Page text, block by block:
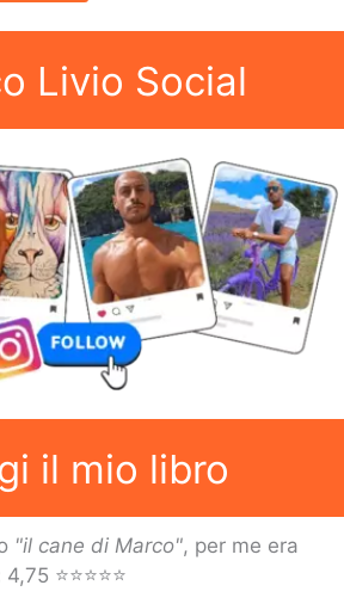
Livio Social
il mio libro
"il cane di Marco", per me era
4,75 ⭐⭐⭐⭐⭐